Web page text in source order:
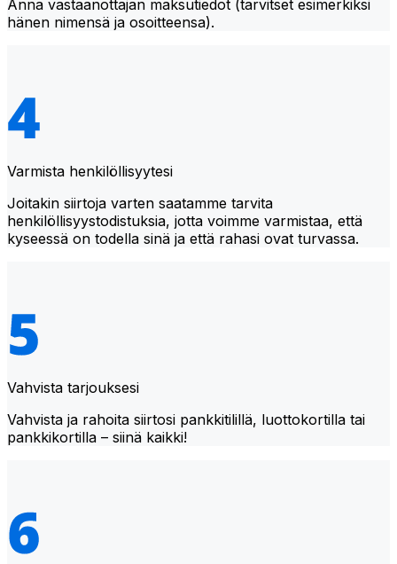
Anna vastaanottajan maksutiedot (tarvitset esimerkiksi
hänen nimensä ja osoitteensa).
Varmista henkilöllisyytesi
Joitakin siirtoja varten saatamme tarvita
henkilöllisyystodistuksia, jotta voimme varmistaa, että
kyseessä on todella sinä ja että rahasi ovat turvassa.
Vahvista tarjouksesi
Vahvista ja rahoita siirtosi pankkitilillä, luottokortilla tai
pankkikortilla – siinä kaikki!